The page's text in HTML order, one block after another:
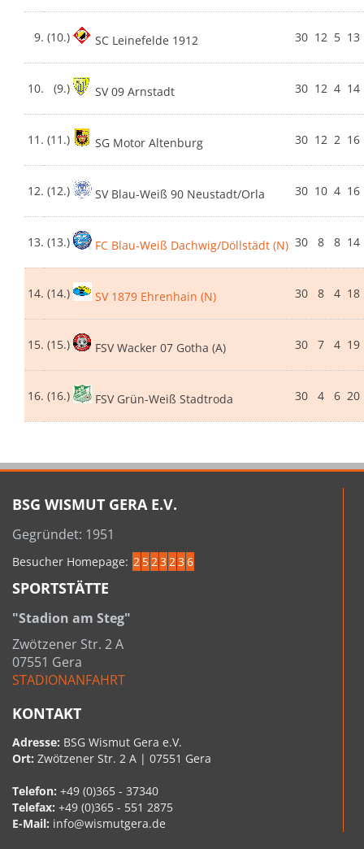
9. (10.) SC Leinefelde 1912 30 12 5 13
10. (9.) SV 09 Arnstadt 30 12 4 14
11. (11.) SG Motor Altenburg 30 12 2 16
12. (12.) SV Blau-Weiß 90 Neustadt/Orla 30 10 4 16
13. (13.) FC Blau-Weiß Dachwig/Döllstädt (N) 30 8 8 14
14. (14.) SV 1879 Ehrenhain (N) 30 8 4 18
15. (15.) FSV Wacker 07 Gotha (A) 30 7 4 19
16. (16.) FSV Grün-Weiß Stadtroda 30 4 6 20
BSG WISMUT GERA E.V.
Gegründet: 1951
Besucher Homepage: 2 523 23 6
SPORTSTÄTTE
"Stadion am Steg"
Zwötzener Str. 2 A
07551 Gera
STADIONANFAHRT
KONTAKT
Adresse: BSG Wismut Gera e.V.
Ort: Zwötzener Str. 2 A | 07551 Gera
Telefon: +49 (0)365 - 37340
Telefax: +49 (0)365 - 551 2875
E-Mail: info@wismutgera.de